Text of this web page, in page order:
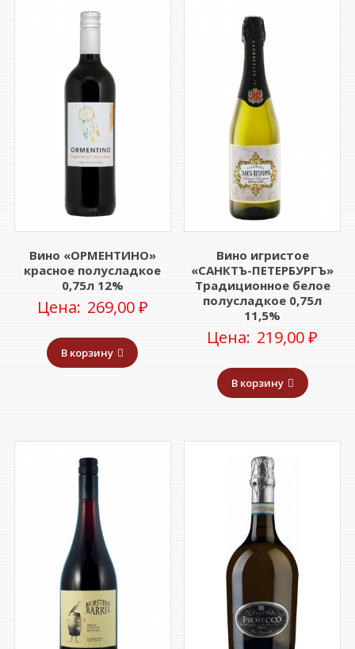
Вино «ОРМЕНТИНО»
красное полусладкое
0,75л 12%
Цена: 269,00₽
В корзину
Вино игристое
«САНКТЪ-ПЕТЕРБУРГЪ»
Традиционное белое
полусладкое 0,75л
11,5%
Цена: 219,00₽
В корзину